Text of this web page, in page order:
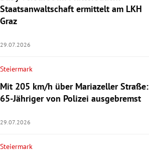
Staatsanwaltschaft ermittelt am LKH
Graz
29.07.2026
Steiermark
Mit 205 km/h über Mariazeller Straße:
65-Jähriger von Polizei ausgebremst
29.07.2026
Steiermark